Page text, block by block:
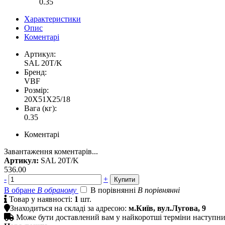
0.35
Характеристики
Опис
Коментарі
Артикул:
SAL 20T/K
Бренд:
VBF
Розмір:
20X51X25/18
Вага (кг):
0.35
Коментарі
Завантаження коментарів...
Артикул: SAL 20T/K
536.00
-
+
В обране В обраному В порівнянні В порівнянні
 Товар у наявності: 1 шт.
Знаходиться на складі за адресою: м.Київ, вул.Лугова, 9
 Може бути доставлений вам у найкоротші терміни